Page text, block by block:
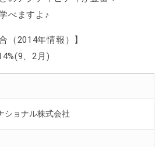
べますよ♪
（2014年情報）】
、2月)
ショナル株式会社